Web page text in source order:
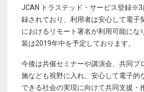
JCAN トラステッド・サービス登録※3
録されており、利用者は安心して電子
におけるリモート署名が利用可能にな
装は2019年中を予定しております。
今後は共催セミナーや講演会、共同プ
施なども視野に入れ、安心して電子的
できる社会の実現に向けて共同支援・